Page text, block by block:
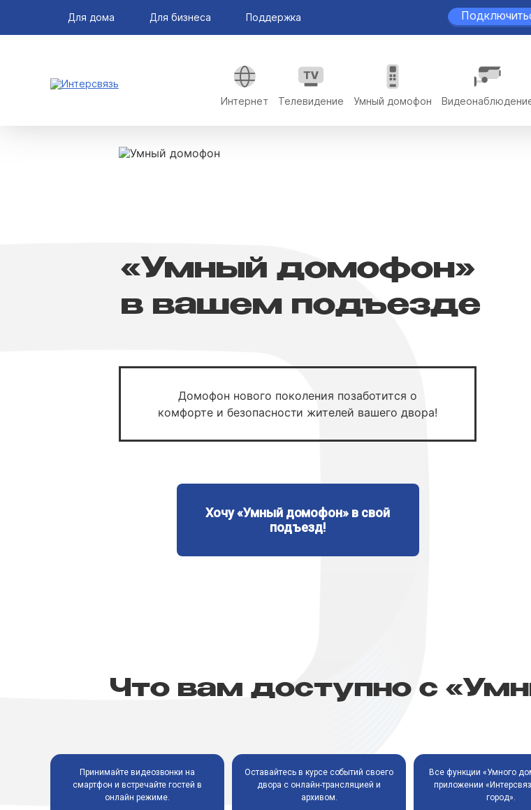
Для дома Для бизнеса Поддержка
Интернет Телевидение Умный домофон
«Умный домофон»
в вашем подъезде
Домофон нового поколения позаботится о
комфорте и безопасности жителей вашего двора!
Хочу «Умный домофон» в свой
подъезд!
Что вам доступно с
Оставайтесь в курсе событий своего
двора с онлайн-трансляцией и
Все функции «Умного
приложении
город».